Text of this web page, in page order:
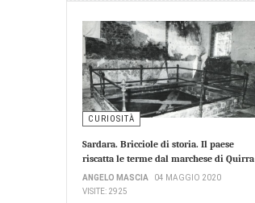
CURIOSITÀ
Sardara. Bricciole di storia. Il paese
riscatta le terme dal marchese di Quirra
ANGELO MASCIA
04 MAGGIO 2020
VISITE: 2925